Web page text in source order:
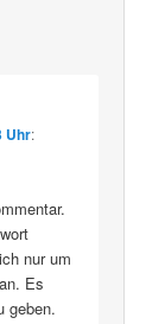
Uhr:
nur um
Es
geben.